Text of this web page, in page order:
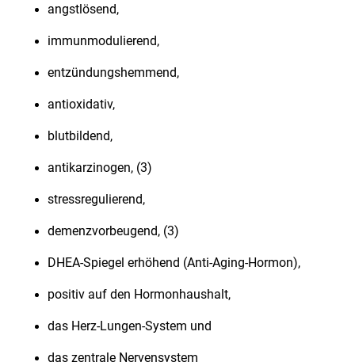
angstlösend,
immunmodulierend,
entzündungshemmend,
antioxidativ,
blutbildend,
antikarzinogen, (3)
stressregulierend,
demenzvorbeugend, (3)
DHEA-Spiegel erhöhend (Anti-Aging-Hormon),
positiv auf den Hormonhaushalt,
das Herz-Lungen-System und
das zentrale Nervensystem